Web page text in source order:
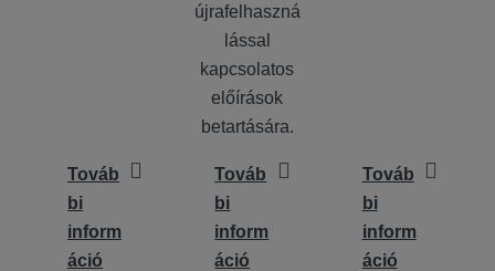
Továb
bi
inform
áció
újrafelhaszná
lással
kapcsolatos
előírások
betartására.
Továb
bi
inform
áció
Továb
bi
inform
áció